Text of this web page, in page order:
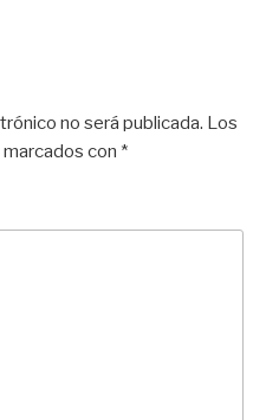
no será publicada. Los
con *